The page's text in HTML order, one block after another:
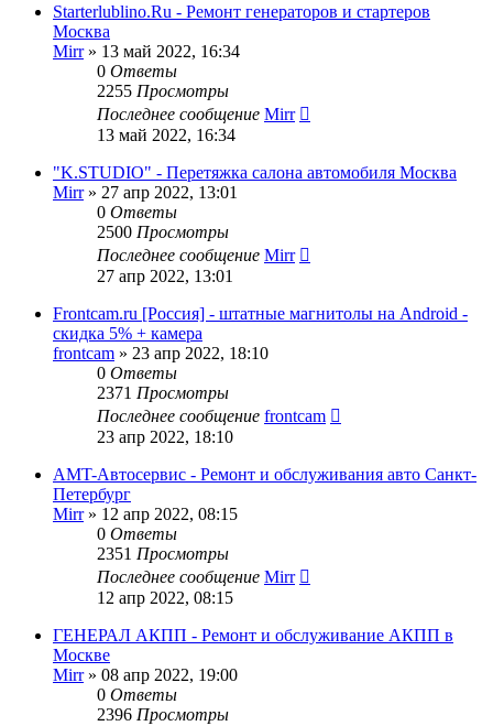
Starterlublino.Ru - Ремонт генераторов и стартеров
Москва
Mirr» 13 май 2022, 16:34
0 Ответы
2255 Просмотры
Последнее сообщение Mirr
13 май 2022, 16:34
"K.STUDIO" - Перетяжка салона автомобиля Москва
Mirr» 27 апр 2022, 13:01
0 Ответы
2500 Просмотры
Последнее сообщение Mirr
27 апр 2022, 13:01
Frontcam.ru [Россия] - штатные магнитолы на Android -
скидка 5% + камера
frontcam » 23 апр 2022, 18:10
0 Ответы
2371 Просмотры
Последнее сообщение frontcam
23 апр 2022, 18:10
AMT-Автосервис - Ремонт и обслуживания авто Санкт-
Петербург
Mirr» 12 апр 2022, 08:15
0 Ответы
2351 Просмотры
Последнее сообщение Mirr
12 апр 2022, 08:15
ГЕНЕРАЛ АКПП - Ремонт и обслуживание АКПП в
Москве
Mirr» 08 апр 2022, 19:00
0 Ответы
2396 Просмотры